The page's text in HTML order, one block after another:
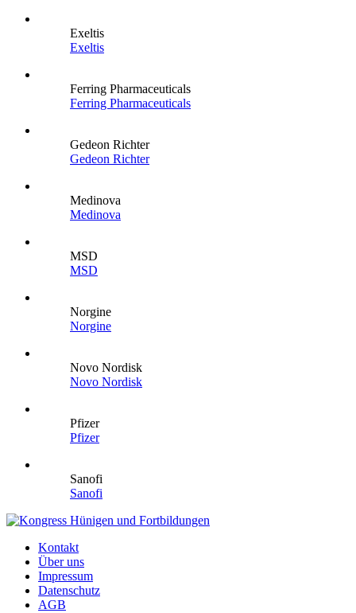
Exeltis
Exeltis
Ferring Pharmaceuticals
Ferring Pharmaceuticals
Gedeon Richter
Gedeon Richter
Medinova
Medinova
MSD
MSD
Norgine
Norgine
Novo Nordisk
Novo Nordisk
Pfizer
Pfizer
Sanofi
Sanofi
Kontakt
Über uns
Impressum
Datenschutz
AGB